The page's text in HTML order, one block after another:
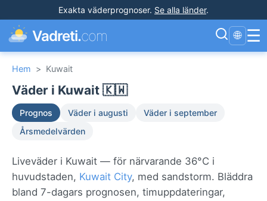
Exakta väderprognoser. Se alla länder.
Vadreti.com 🌐 ☰
Hem > Kuwait
Väder i Kuwait 🇰🇼
Prognos Väder i augusti
Väder i september
Årsmedelvärden
Liveväder i Kuwait — för närvarande 36°C i
huvudstaden, Kuwait City, med sandstorm. Bläddra
bland 7-dagars prognosen, timuppdateringar,